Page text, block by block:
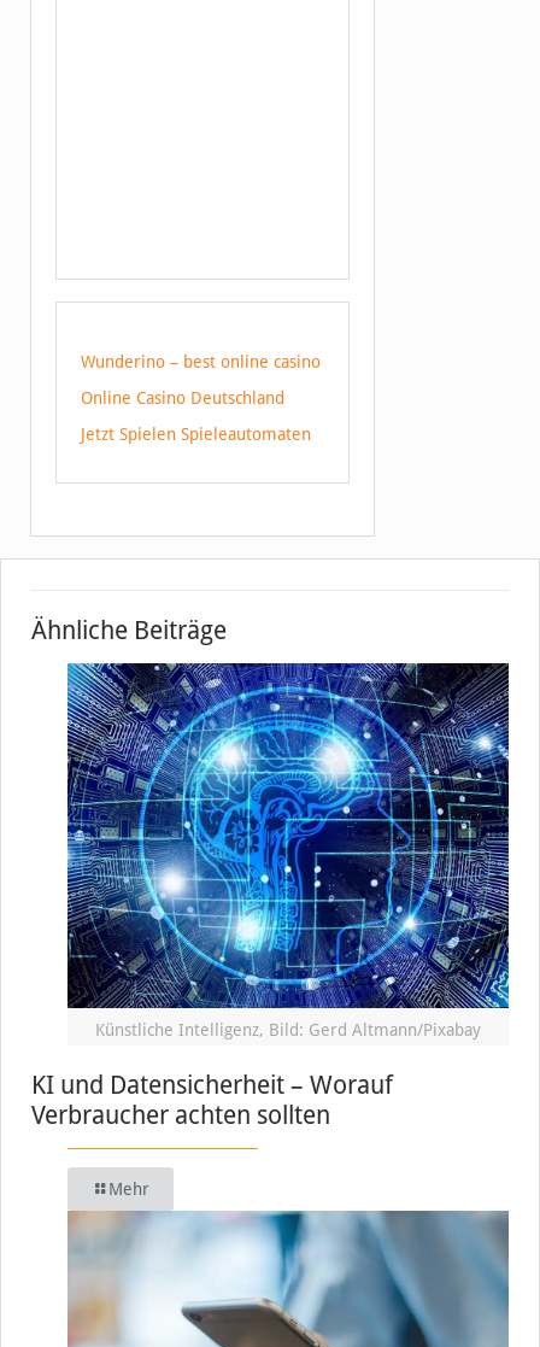
Wunderino – best online casino
Online Casino Deutschland
Jetzt Spielen Spieleautomaten
Ähnliche Beiträge
Künstliche Intelligenz, Bild: Gerd Altmann/Pixabay
KI und Datensicherheit – Worauf
Verbraucher achten sollten
Mehr